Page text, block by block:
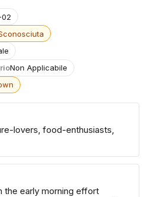
Non Applicabile
lovers, food-enthusiasts,
the early morning effort